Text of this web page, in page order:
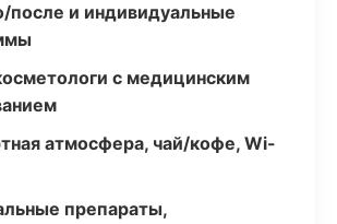
после и индивидуальные
с медицинским
атмосфера, чай/кофе, Wi-
препараты,